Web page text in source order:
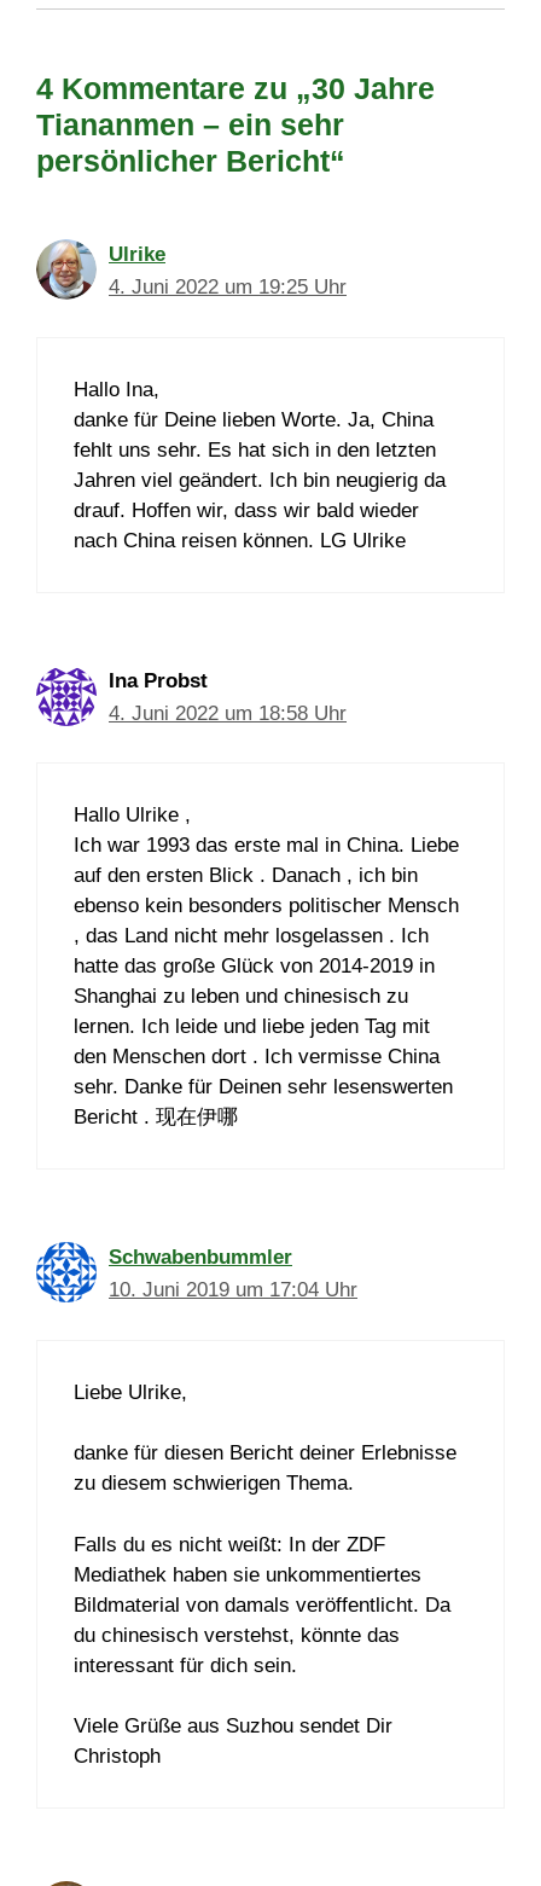
4 Kommentare zu „30 Jahre
Tiananmen – ein sehr
persönlicher Bericht“
Ulrike
4. Juni 2022 um 19:25 Uhr
Hallo Ina,
danke für Deine lieben Worte. Ja, China
fehlt uns sehr. Es hat sich in den letzten
Jahren viel geändert. Ich bin neugierig da
drauf. Hoffen wir, dass wir bald wieder
nach China reisen können. LG Ulrike
Ina Probst
4. Juni 2022 um 18:58 Uhr
Hallo Ulrike ,
Ich war 1993 das erste mal in China. Liebe
auf den ersten Blick . Danach , ich bin
ebenso kein besonders politischer Mensch
, das Land nicht mehr losgelassen . Ich
hatte das große Glück von 2014-2019 in
Shanghai zu leben und chinesisch zu
lernen. Ich leide und liebe jeden Tag mit
den Menschen dort . Ich vermisse China
sehr. Danke für Deinen sehr lesenswerten
Bericht . 现在伊哪
Schwabenbummler
10. Juni 2019 um 17:04 Uhr
Liebe Ulrike,
danke für diesen Bericht deiner Erlebnisse
zu diesem schwierigen Thema.
Falls du es nicht weißt: In der ZDF
Mediathek haben sie unkommentiertes
Bildmaterial von damals veröffentlicht. Da
du chinesisch verstehst, könnte das
interessant für dich sein.
Viele Grüße aus Suzhou sendet Dir
Christoph